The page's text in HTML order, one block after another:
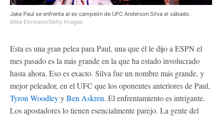
Jake Paul se enfrenta al ex campeón de UFC Anderson Silva el sábado.
Mike Ehrmann/Getty Images
Esta es una gran pelea para Paul, una que él le dijo a ESPN el
mes pasado es la más grande en la que ha estado involucrado
hasta ahora. Eso es exacto. Silva fue un nombre más grande, y
mejor peleador, en el UFC que los oponentes anteriores de Paul,
Tyron WoodleyyBen Askren. El enfrentamiento es intrigante.
Los apostadores lo tienen esencialmente parejo. La gente del